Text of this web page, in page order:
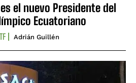
el nuevo Presidente del
Ecuatoriano
Adrián Guillén